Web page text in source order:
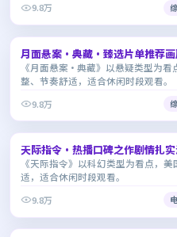
9.8万
7.9
月面悬案·典藏·臻选片单推荐画
《月面悬案·典藏》以悬疑类型为
整、节奏舒适，适合休闲时段观看。
9.8万
9.2
天际指令·热播口碑之作剧情扎
《天际指令》以科幻类型为看点，
适，适合休闲时段观看。
9.8万